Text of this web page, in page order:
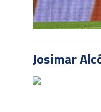
Josimar